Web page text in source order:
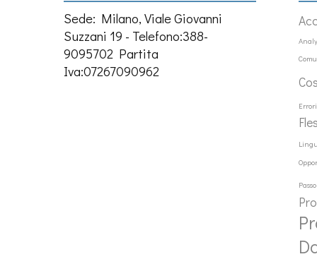
Sede: Milano, Viale Giovanni
Suzzani 19 - Telefono:388-
9095702 Partita
Iva:07267090962
Errori
Passo